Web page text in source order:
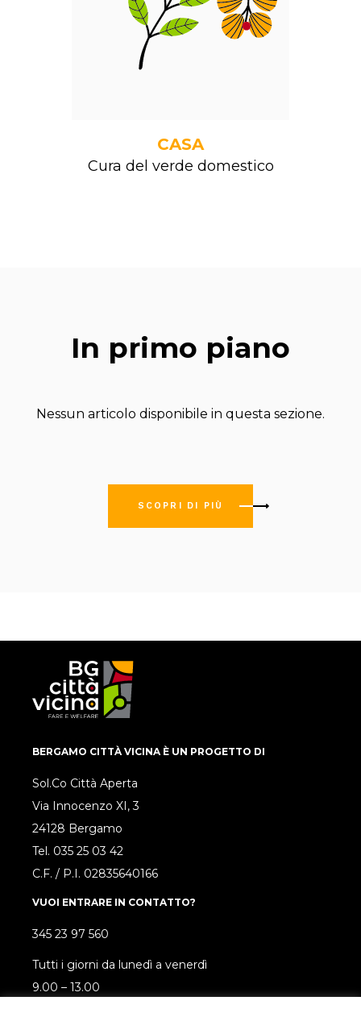
CASA
Cura del verde domestico
In primo piano
SCOPRI DI PIÙ
BERGAMO CITTÀ VICINA È UN PROGETTO DI
Sol.Co Città Aperta
Via Innocenzo XI, 3
24128 Bergamo
Tel. 035 25 03 42
C.F. / P.I. 02835640166
VUOI ENTRARE IN CONTATTO?
345 23 97 560
Tutti i giorni da lunedì a venerdì
9.00 – 13.00